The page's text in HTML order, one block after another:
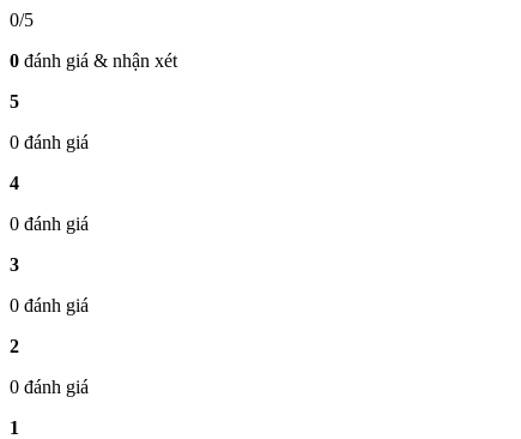
0/5
0 đánh giá & nhận xét
5
0 đánh giá
4
0 đánh giá
3
0 đánh giá
2
0 đánh giá
1